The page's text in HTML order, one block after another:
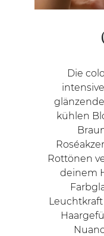
Die
kühlen
Rottönen
deinem